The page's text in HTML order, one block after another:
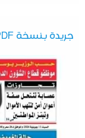
جريدة بنسخة PDF